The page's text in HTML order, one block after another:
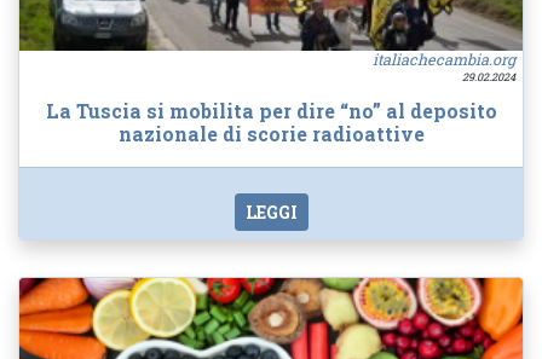
italiachecambia.org
29.02.2024
La Tuscia si mobilita per dire “no” al deposito
nazionale di scorie radioattive
LEGGI